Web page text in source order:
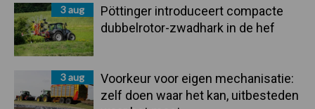
3 aug
Pöttinger introduceert compacte
dubbelrotor-zwadhark in de hef
3 aug
Voorkeur voor eigen mechanisatie:
zelf doen waar het kan, uitbesteden